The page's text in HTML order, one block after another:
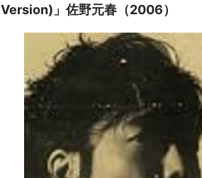
Version)」佐野元春（2006）